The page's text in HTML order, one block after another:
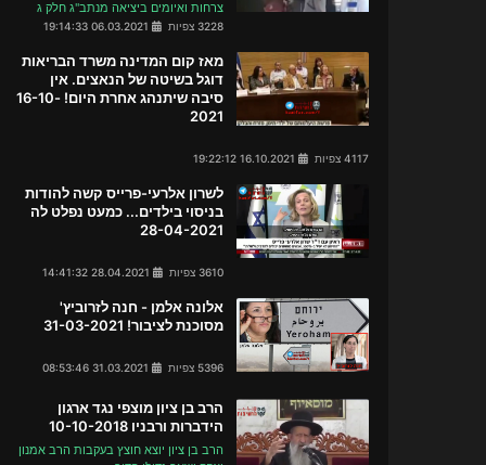
צרחות ואיומים ביציאה מנתב"ג חלק ג
3228 צפיות
מאז קום המדינה משרד הבריאות
דוגל בשיטה של הנאצים. אין
סיבה שיתנהג אחרת היום! 16-10-
2021
4117 צפיות
לשרון אלרעי-פרייס קשה להודות
בניסוי בילדים... כמעט נפלט לה
28-04-2021
3610 צפיות
אלונה אלמן - חנה לזרוביץ'
מסוכנת לציבור! 31-03-2021
5396 צפיות
הרב בן ציון מוצפי נגד ארגון
הידברות ורבניו 10-10-2018
הרב בן ציון יוצא חוצץ בעקבות הרב אמנון